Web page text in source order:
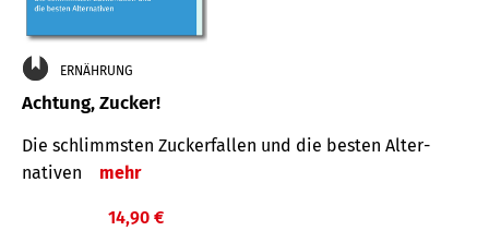
ERNÄHRUNG
Achtung, Zucker!
Die schlimmsten Zucker­fallen und die besten Alter­
nativen
mehr
14,90 €